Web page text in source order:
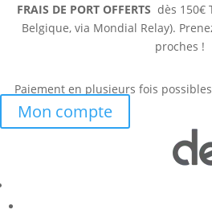
FRAIS DE PORT OFFERTS dès 150€
Belgique, via Mondial Relay).
proches !
Paiement en plusieurs fois
Mon compte